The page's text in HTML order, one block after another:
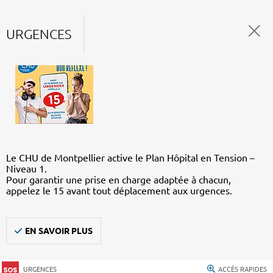
URGENCES
Le CHU de Montpellier active le Plan Hôpital en Tension –
Niveau 1.
Pour garantir une prise en charge adaptée à chacun,
appelez le 15 avant tout déplacement aux urgences.
EN SAVOIR PLUS
URGENCES ACCÈS RAPIDES